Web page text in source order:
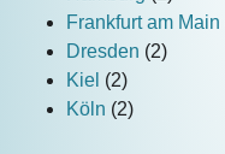
Frankfurt am Main
Dresden (2)
Kiel (2)
Köln (2)